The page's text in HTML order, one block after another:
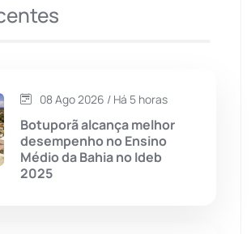
08 Ago 2026 / Há 5 horas
Botuporã alcança melhor
desempenho no Ensino
Médio da Bahia no Ideb
2025